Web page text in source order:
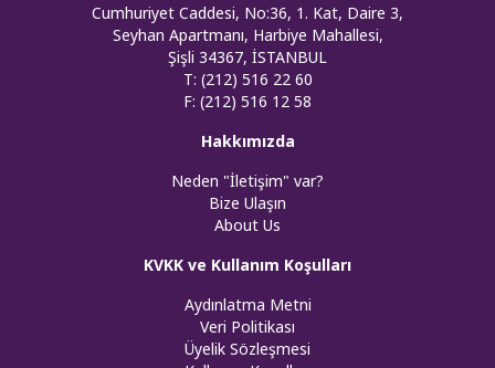
Cumhuriyet Caddesi, No:36, 1. Kat, Daire 3,
Seyhan Apartmanı, Harbiye Mahallesi,
Şişli 34367, İSTANBUL
T: (212) 516 22 60
F: (212) 516 12 58
Hakkımızda
Neden "İletişim" var?
Bize Ulaşın
About Us
KVKK ve Kullanım Koşulları
Aydınlatma Metni
Veri Politikası
Üyelik Sözleşmesi